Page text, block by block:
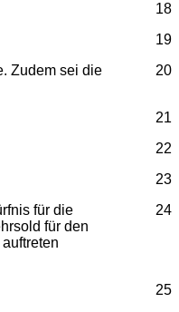
18
19
20
Zudem sei die
21
22
23
24
für die
für den
25